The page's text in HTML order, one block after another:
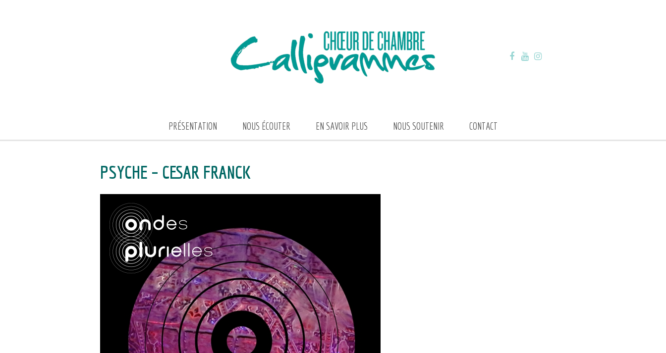
PRÉSENTATION NOUS ÉCOUTER EN SAVOIR PLUS NOUS SOUTENIR CONTACT
PSYCHE – CESAR FRANCK